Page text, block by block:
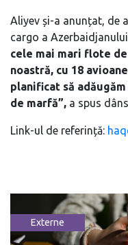
Aliyev și-a anunțat, de
cargo a Azerbaidjanului
cele mai mari flote
noastră, cu 18
planificat să
de marfă”, a spus
Link-ul de referință:
Externe